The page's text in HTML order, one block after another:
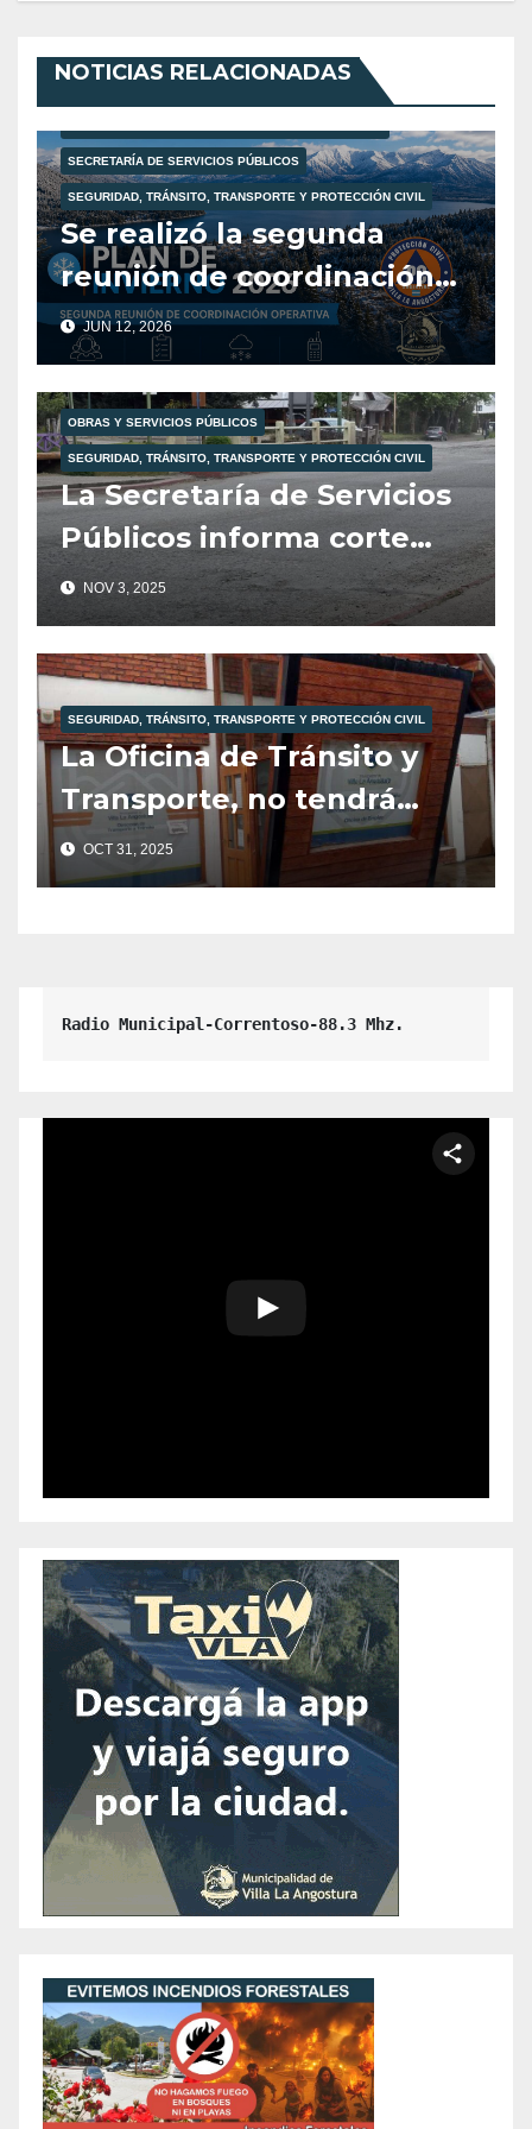
NOTICIAS RELACIONADAS
SECRETARÍA DE ATENCIÓN AL VECINO
SECRETARÍA DE SERVICIOS PÚBLICOS
SEGURIDAD, TRÁNSITO, TRANSPORTE Y PROTECCIÓN CIVIL
Se realizó la segunda
reunión de coordinación
del Plan de Invierno 2026.
JUN 12, 2026
OBRAS Y SERVICIOS PÚBLICOS
SEGURIDAD, TRÁNSITO, TRANSPORTE Y PROTECCIÓN CIVIL
La Secretaría de Servicios
Públicos informa corte
total de tránsito para
mañana martes 4 de
noviembre.
NOV 3, 2025
SEGURIDAD, TRÁNSITO, TRANSPORTE Y PROTECCIÓN CIVIL
La Oficina de Tránsito y
Transporte, no tendrá
atención al público hoy
viernes 31 de Octubre.
OCT 31, 2025
Radio Municipal-Correntoso-88.3 Mhz.